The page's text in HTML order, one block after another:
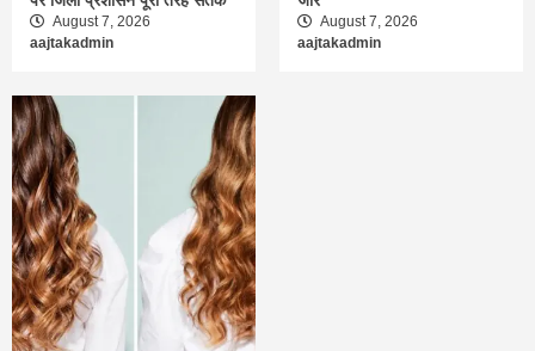
August 7, 2026
aajtakadmin
August 7, 2026
aajtakadmin